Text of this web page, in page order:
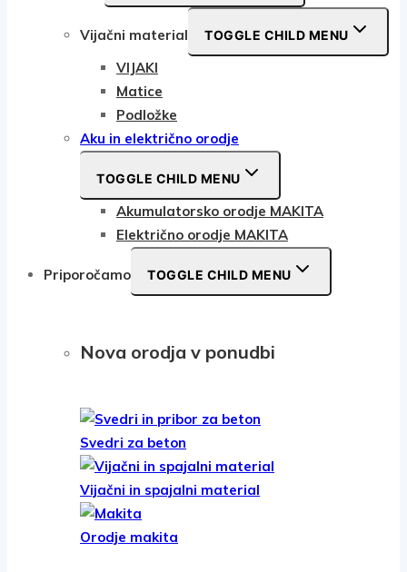
Vijačni material TOGGLE CHILD MENU
VIJAKI
Matice
Podložke
Aku in električno orodje
TOGGLE CHILD MENU
Akumulatorsko orodje MAKITA
Električno orodje MAKITA
Priporočamo TOGGLE CHILD MENU
Nova orodja v ponudbi
Svedri za beton
Vijačni in spajalni material
Orodje makita